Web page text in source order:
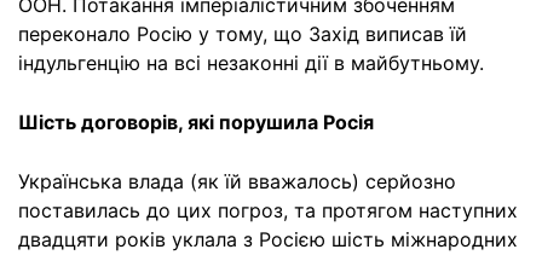
ООН. Потакання імперіалістичним збоченням
переконало Росію у тому, що Захід виписав їй
індульгенцію на всі незаконні дії в майбутньому.
Шість договорів, які порушила Росія
Українська влада (як їй вважалось) серйозно
поставилась до цих погроз, та протягом наступних
двадцяти років уклала з Росією шість міжнародних